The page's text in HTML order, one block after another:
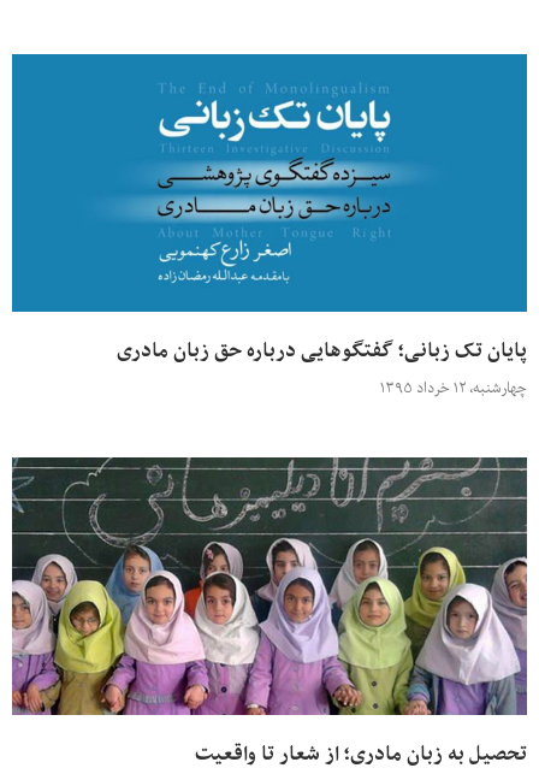
پایان تک زبانی؛ گفتگوهایی درباره حق زبان مادری
چهارشنبه، ۱۲ خرداد ۱۳۹۵
تحصیل به زبان مادری؛ از شعار تا واقعیت